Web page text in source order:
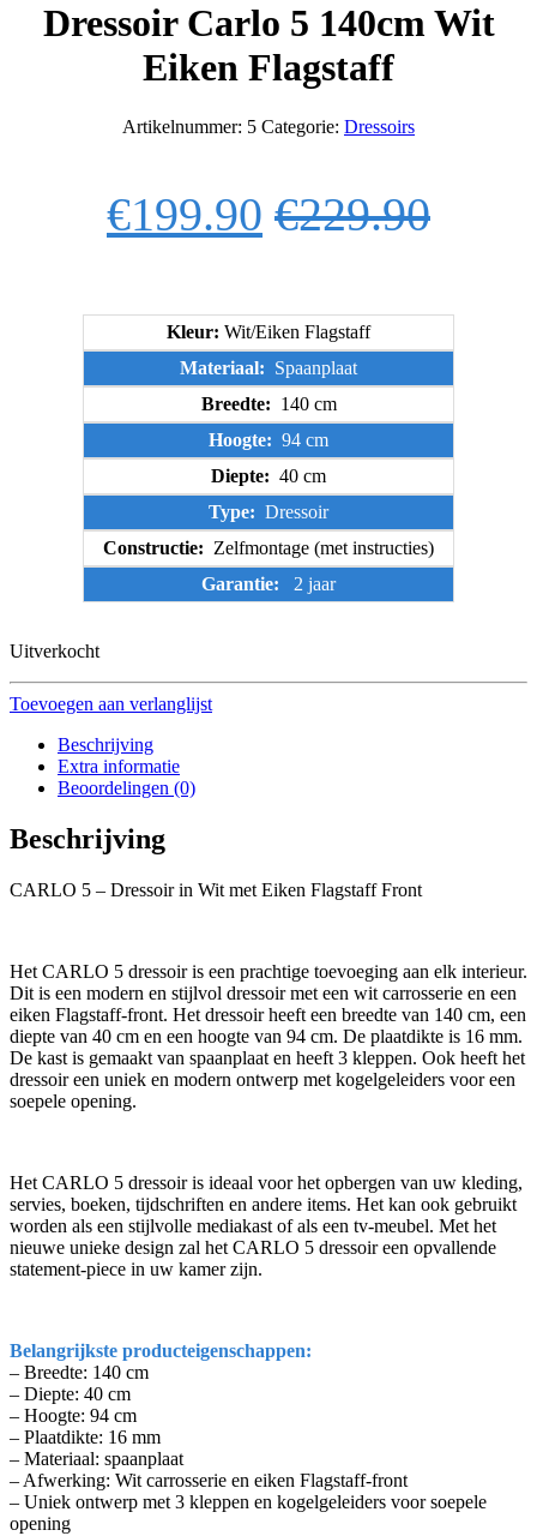
Dressoir Carlo 5 140cm Wit
Eiken Flagstaff
Artikelnummer: 5 Categorie: Dressoirs
€199.90 €229.90
Kleur: Wit/Eiken Flagstaff
Materiaal: Spaanplaat
Breedte: 140 cm
Hoogte: 94 cm
Diepte: 40 cm
Type: Dressoir
Constructie: Zelfmontage (met instructies)
Garantie: 2 jaar
Uitverkocht
Toevoegen aan verlanglijst
Beschrijving
Extra informatie
Beoordelingen (0)
Beschrijving
CARLO 5 – Dressoir in Wit met Eiken Flagstaff Front
Het CARLO 5 dressoir is een prachtige toevoeging aan elk interieur.
Dit is een modern en stijlvol dressoir met een wit carrosserie en een
eiken Flagstaff-front. Het dressoir heeft een breedte van 140 cm, een
diepte van 40 cm en een hoogte van 94 cm. De plaatdikte is 16 mm.
De kast is gemaakt van spaanplaat en heeft 3 kleppen. Ook heeft het
dressoir een uniek en modern ontwerp met kogelgeleiders voor een
soepele opening.
Het CARLO 5 dressoir is ideaal voor het opbergen van uw kleding,
servies, boeken, tijdschriften en andere items. Het kan ook gebruikt
worden als een stijlvolle mediakast of als een tv-meubel. Met het
nieuwe unieke design zal het CARLO 5 dressoir een opvallende
statement-piece in uw kamer zijn.
Belangrijkste producteigenschappen:
– Breedte: 140 cm
– Diepte: 40 cm
– Hoogte: 94 cm
– Plaatdikte: 16 mm
– Materiaal: spaanplaat
– Afwerking: Wit carrosserie en eiken Flagstaff-front
– Uniek ontwerp met 3 kleppen en kogelgeleiders voor soepele
opening